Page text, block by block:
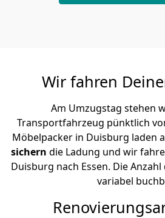
Wir fahren
Am Umzugstag stehen
Transportfahrzeug pünktlich
Möbelpacker in Duisburg laden
sichern die Ladung und wir
Duisburg nach Essen. Die Anzahl
variabel